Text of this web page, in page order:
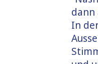
dann
In